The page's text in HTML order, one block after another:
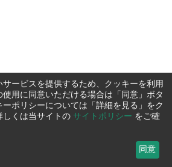
ービスを提供するため、クッキーを利用
使用に同意いただける場合は「同意」ボタ
ポリシーについては「詳細を見る」をク
しくは当サイトの サイトポリシー をご確
同意